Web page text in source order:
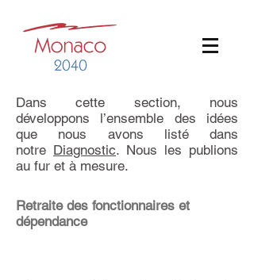
Dans cette section, nous
développons l’ensemble des idées
que nous avons listé dans
notre Diagnostic. Nous les publions
au fur et à mesure.
Retraite des fonctionnaires et
dépendance